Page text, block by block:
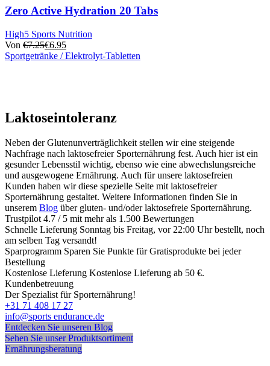
Varianten.
Die
Optionen
können
auf
der
Zero Active Hydration 20 Tabs
High5 Sports Nutrition
Von €7.25€6.95
Sportgetränke / Elektrolyt-Tabletten
Die
können
auf
der
Produktseite
ausgewählt
werden
Laktoseintoleranz
Neben der Glutenunverträglichkeit stellen wir eine steigende
Nachfrage nach laktosefreier Sporternährung fest. Auch hier ist ein
gesunder Lebensstil wichtig, ebenso wie eine abwechslungsreiche
und ausgewogene Ernährung. Auch für unsere laktosefreien
Kunden haben wir diese spezielle Seite mit laktosefreier
Sporternährung gestaltet. Weitere Informationen finden Sie in
unserem Blog über gluten- und/oder laktosefreie Sporternährung.
Trustpilot 4.7 / 5 mit mehr als 1.500 Bewertungen
Schnelle Lieferung Sonntag bis Freitag, vor 22:00 Uhr bestellt, noch
am selben Tag versandt!
Sparprogramm Sparen Sie Punkte für Gratisprodukte bei jeder
Bestellung
Kostenlose Lieferung Kostenlose Lieferung ab 50 €.
Kundenbetreuung
Der Spezialist für Sporternährung!
+31 71 408 17 27
info@sports endurance.de
Entdecken Sie unseren Blog
Sehen Sie unser Produktsortiment
Ernährungsberatung